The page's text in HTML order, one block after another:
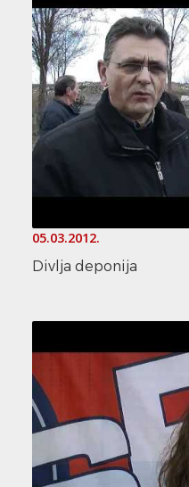
05.03.2012.
Divlja deponija